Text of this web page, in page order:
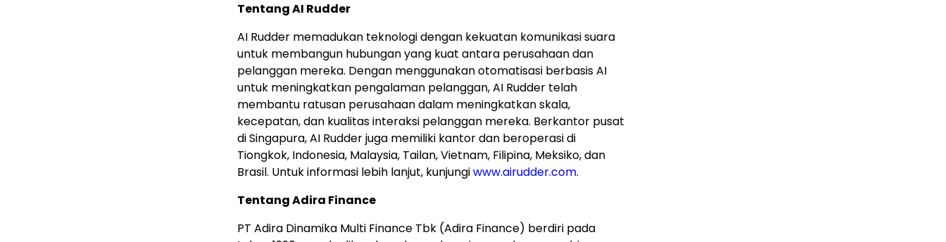
Tentang AI Rudder
AI Rudder memadukan teknologi dengan kekuatan komunikasi suara
untuk membangun hubungan yang kuat antara perusahaan dan
pelanggan mereka. Dengan menggunakan otomatisasi berbasis AI
untuk meningkatkan pengalaman pelanggan, AI Rudder telah
membantu ratusan perusahaan dalam meningkatkan skala,
kecepatan, dan kualitas interaksi pelanggan mereka. Berkantor pusat
di Singapura, AI Rudder juga memiliki kantor dan beroperasi di
Tiongkok, Indonesia, Malaysia, Tailan, Vietnam, Filipina, Meksiko, dan
Brasil. Untuk informasi lebih lanjut, kunjungiwww.airudder.com.
Tentang Adira Finance
PT Adira Dinamika Multi Finance Tbk (Adira Finance) berdiri pada